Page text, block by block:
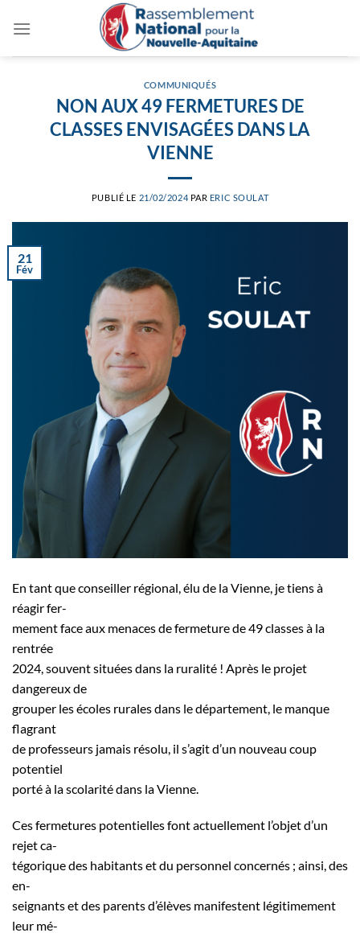
COMMUNIQUÉS
NON AUX 49 FERMETURES DE
CLASSES ENVISAGÉES DANS LA
VIENNE
PUBLIÉ LE 21/02/2024 PAR ERIC SOULAT
21
Fév
En tant que conseiller régional, élu de la Vienne, je tiens à
réagir fer-
mement face aux menaces de fermeture de 49 classes à la
rentrée
2024, souvent situées dans la ruralité ! Après le projet
dangereux de
grouper les écoles rurales dans le département, le manque
flagrant
de professeurs jamais résolu, il s’agit d’un nouveau coup
potentiel
porté à la scolarité dans la Vienne.
Ces fermetures potentielles font actuellement l’objet d’un
rejet ca-
tégorique des habitants et du personnel concernés ; ainsi, des
en-
seignants et des parents d’élèves manifestent légitimement
leur mé-